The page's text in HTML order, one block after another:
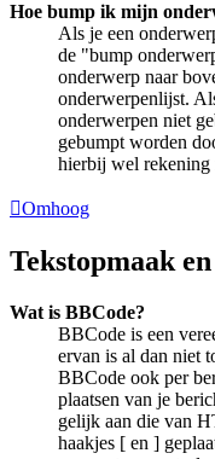
Hoe bump ik mijn
Als je een
de "bump
onderwerp naar
onderwerpenlijst.
onderwerpen niet
gebumpt worden
hierbij wel rekening
Omhoog
Tekstopmaak
Wat is BBCode?
BBCode is een
ervan is al dan niet
BBCode ook per
plaatsen van je
gelijk aan die van
haakjes [ en ]